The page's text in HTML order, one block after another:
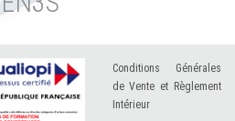
Conditions Générales
de Vente et Règlement
Intérieur